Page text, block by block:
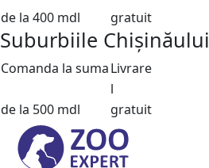
de la 400 mdl gratuit
Suburbiile Chișinăului
Comanda la sumaLivrare
l
de la 500 mdl
gratuit